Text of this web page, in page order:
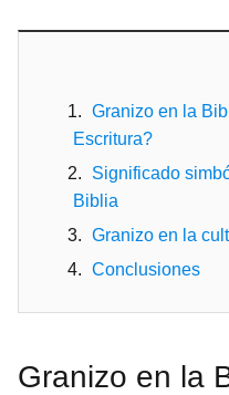
Granizo en la
Escritura?
Significado
Biblia
Granizo en la
Conclusiones
Granizo en la